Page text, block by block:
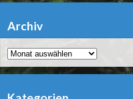
Archiv
Archiv